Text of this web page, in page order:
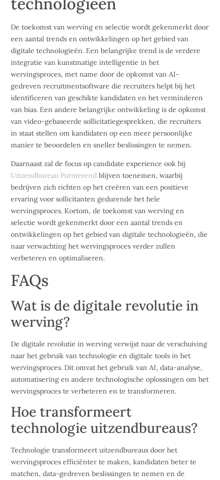
De toekomst van werving en selectie wordt gekenmerkt door
een aantal trends en ontwikkelingen op het gebied van
digitale technologieën. Een belangrijke trend is de verdere
integratie van kunstmatige intelligentie in het
wervingsproces, met name door de opkomst van AI-
gedreven recruitmentsoftware die recruiters helpt bij het
identificeren van geschikte kandidaten en het verminderen
van bias. Een andere belangrijke ontwikkeling is de opkomst
van video-gebaseerde sollicitatiegesprekken, die recruiters
in staat stellen om kandidaten op een meer persoonlijke
manier te beoordelen en sneller beslissingen te nemen.
Daarnaast zal de focus op candidate experience ook bij
Uitzendbureau Purmerend blijven toenemen, waarbij
bedrijven zich richten op het creëren van een positieve
ervaring voor sollicitanten gedurende het hele
wervingsproces. Kortom, de toekomst van werving en
selectie wordt gekenmerkt door een aantal trends en
ontwikkelingen op het gebied van digitale technologieën, die
naar verwachting het wervingsproces verder zullen
verbeteren en optimaliseren.
FAQs
Wat is de digitale revolutie in
werving?
De digitale revolutie in werving verwijst naar de verschuiving
naar het gebruik van technologie en digitale tools in het
wervingsproces. Dit omvat het gebruik van AI, data-analyse,
automatisering en andere technologische oplossingen om het
wervingsproces te verbeteren en te transformeren.
Hoe transformeert
technologie uitzendbureaus?
Technologie transformeert uitzendbureaus door het
wervingsproces efficiënter te maken, kandidaten beter te
matchen, data-gedreven beslissingen te nemen en de